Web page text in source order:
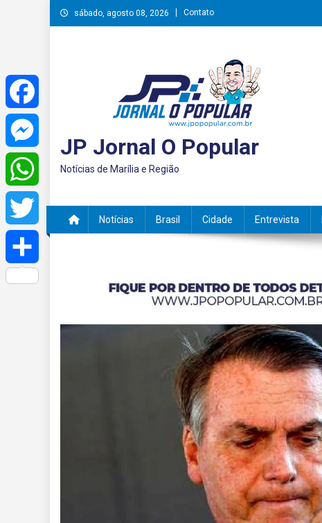
Skip
to
sábado, agosto 08, 2026 Contato
JP Jornal O Popular
Notícias de Marília e Região
Notícias Brasil Cidade Entrevista
Facebook
Messenger
WhatsApp
Twitter
Share